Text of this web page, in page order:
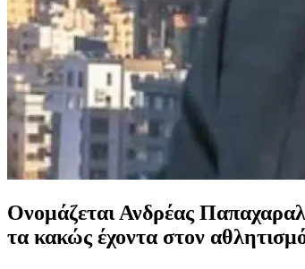
Ονομάζεται Ανδρέας
τα κακώς έχοντα στον